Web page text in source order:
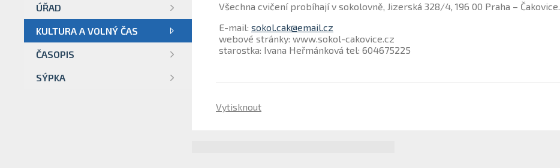
ÚŘAD
KULTURA A VOLNÝ ČAS
ČASOPIS
SÝPKA
Všechna cvičení probíhají v sokolovně, Jizerská 328/4, 196 00 Praha – Čakovice.
E-mail: sokol.cak@email.cz
webové stránky: www.sokol-cakovice.cz
starostka: Ivana Heřmánková tel: 604675225
Vytisknout